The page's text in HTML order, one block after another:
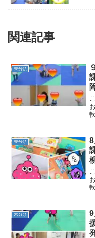
関連記事
未分類
未分類
未分類